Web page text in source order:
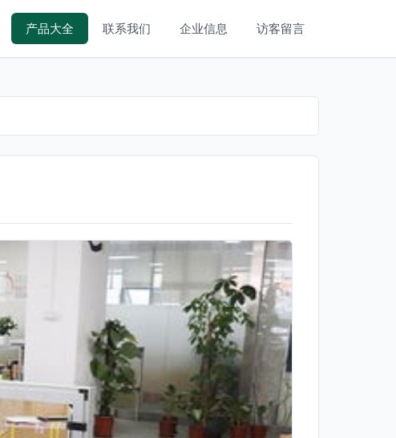
产品大全 联系我们 企业信息 访客留言